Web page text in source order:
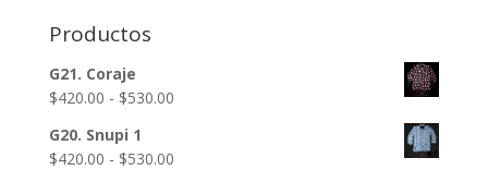
Productos
G21. Coraje
$420.00 - $530.00Rango
desde
G20. Snupi 1
$420.00 - $530.00Rango